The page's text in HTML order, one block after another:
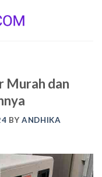
Murah dan
BY ANDHIKA